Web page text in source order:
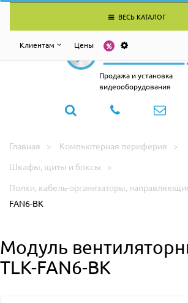
ВЕСЬ КАТАЛОГ
Клиентам Цены
Продажа и установка
видеооборудования
Главная
Компьютерная периферия
Шкафы, щиты и боксы
Полки, кабель-организаторы,
FAN6-BK
Модуль
TLK-FAN6-BK